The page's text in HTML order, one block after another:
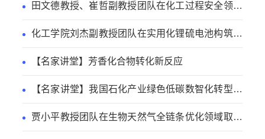
田文德教授、崔哲副教授团队在化工过程安全领域
化工学院刘杰副教授团队在实用化锂硫电池构筑方
【名家讲堂】芳香化合物转化新反应
【名家讲堂】我国石化产业绿色低碳数智化转型路
贾小平教授团队在生物天然气全链条优化领域取得